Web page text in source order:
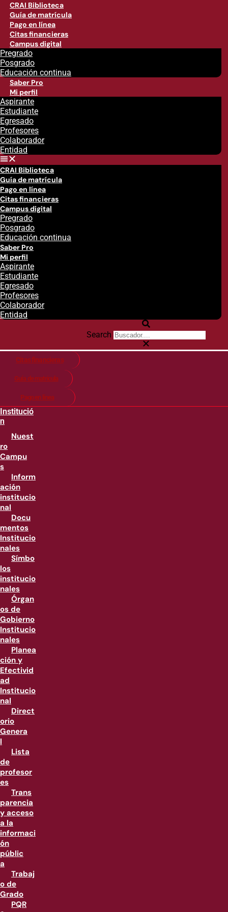
CRAI Biblioteca
Guía de matrícula
Pago en línea
Citas financieras
Campus digital
Pregrado
Posgrado
Educación continua
Saber Pro
Mi perfil
Aspirante
Estudiante
Egresado
Profesores
Colaborador
Entidad
CRAI Biblioteca
Guía de matrícula
Pago en línea
Citas financieras
Campus digital
Pregrado
Posgrado
Educación continua
Saber Pro
Mi perfil
Aspirante
Estudiante
Egresado
Profesores
Colaborador
Entidad
Search
Citas financieras
Guía de matricula
Pago en línea
Institució
n
Nuest
ro
Campu
s
Inform
ación
institucio
nal
Docu
mentos
Institucio
nales
Símbo
los
institucio
nales
Órgan
os de
Gobierno
Institucio
nales
Planea
ción y
Efectivid
ad
Institucio
nal
Direct
orio
Genera
l
Lista
de
profesor
es
Trans
parencia
y acceso
a la
informaci
ón
públic
a
Trabaj
o de
Grado
PQR